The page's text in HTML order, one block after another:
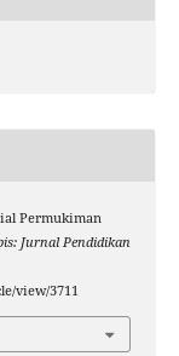
Permukiman
Jurnal Pendidikan
view/3711